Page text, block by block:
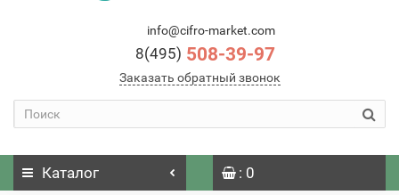
info@cifro-market.com
8(495) 508-39-97
Заказать обратный звонок
Каталог : 0